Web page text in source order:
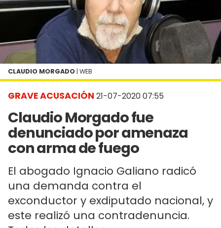
GRAVE ACUSACIÓN 21-07-2020 07:55
Claudio Morgado fue
denunciado por amenaza
con arma de fuego
El abogado Ignacio Galiano radicó
una demanda contra el
exconductor y exdiputado nacional, y
este realizó una contradenuncia.
CLAUDIO MORGADO | WEB